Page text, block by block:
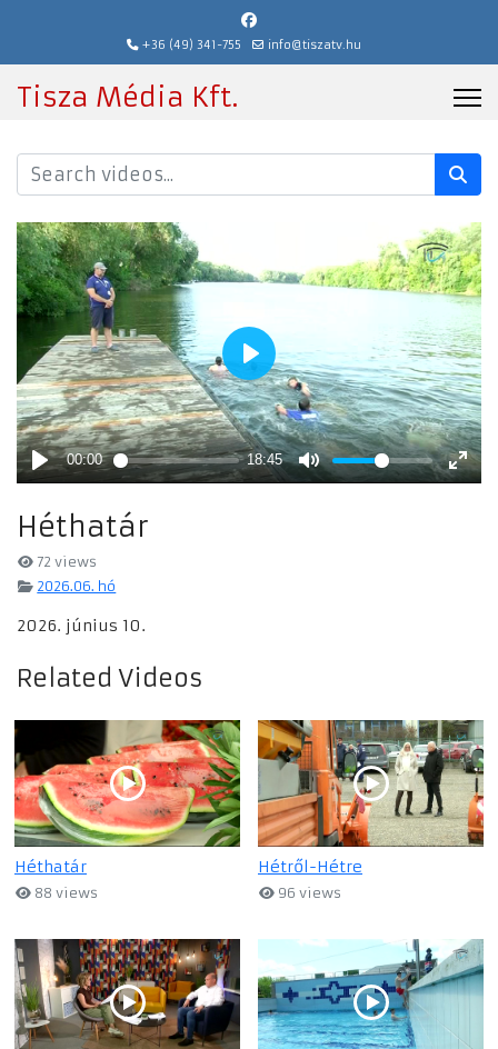
+36 (49) 341-755 info@tiszatv.hu
Tisza Média Kft.
Héthatár
72 views
2026.06. hó
2026. június 10.
Related Videos
Héthatár
88 views
Hétről-Hétre
96 views